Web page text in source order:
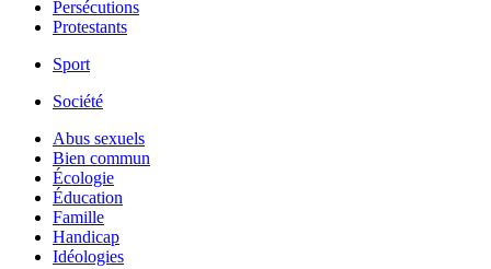
Persécutions
Protestants
Sport
Société
Abus sexuels
Bien commun
Écologie
Éducation
Famille
Handicap
Idéologies